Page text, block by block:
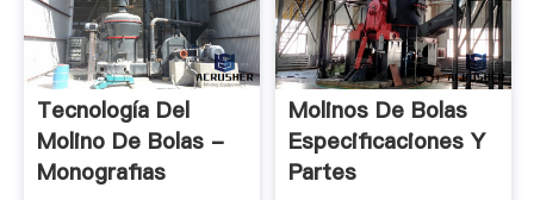
Tecnología Del
Molino De Bolas -
Monografias
Molinos De Bolas
Especificaciones Y
Partes